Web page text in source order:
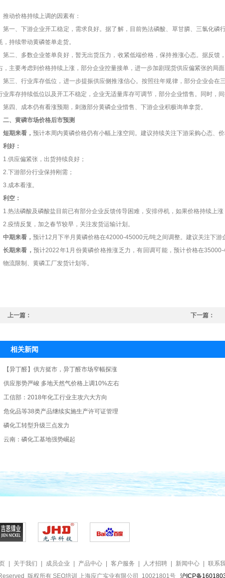
推动价格持续上调的因素有：
第一、下游企业开工稳定，需求良好。据了解，目前热法磷酸、草甘膦、三氯化磷
，持续带动黄磷签单走货。
第二、多数企业签单良好，暂无出货压力，收紧低端价格，保持推涨心态。据反馈
，主要考虑到价格持续上涨，部分企业控量接单，进一步加剧现货供应偏紧张的局面
第三、行业库存低位，进一步提振供应侧推涨信心。按照往年规律，部分企业会在
业库存持续低位以及开工不稳定，企业无适量库存可调节，部分企业惜售。同时，
第四、成本仍有看涨预期，刺激部分黄磷企业惜售、下游企业积极询单拿货。
二、黄磷市场价格后市预测
短期来看， 预计本周内黄磷价格仍有小幅上涨空间。建议持续关注下游采购心态、
利好：
1.供应偏紧张，出货持续良好；
2.下游部分行业保持刚需；
3.成本看涨。
利空：
1.热法磷酸及磷酸盐目前已有部分企业反馈传导困难，安排停机，如果价格持续上涨
2.疫情反复，加之春节较早，关注发货运输计划。
中期来看， 预计12月下半月黄磷价格在42000-45000元/吨之间调整。建议关注下游
长期来看， 预计2022年1月份黄磷价格推涨乏力，有回调可能，预计价格在
物流限制、黄磷工厂发货计划等。
上一篇： 下一篇：
相关新闻
【异丁醛】供方挺市，异丁醛市场窄幅探涨
供应形势严峻 多地天然气价格上调10%左右
工信部：2018年化工行业主攻六大方向
危化品等38类产品继续实施生产许可证管理
磷化工转型升级三点发力
云南：磷化工基地强势崛起
关于我们 成员企业 产品中心 客户服务 人才招聘 新闻中心
联系
版权所有 SEO培训 上海应广实业有限公司 10021801号 沪ICP备